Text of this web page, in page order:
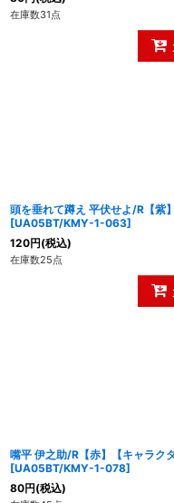
在庫数31点
頭を垂れて蹲え 平伏せよ/R【
[UA05BT/KMY-1-063]
120円(税込)
在庫数25点
嘴平 伊之助/R【赤】【キャラ
[UA05BT/KMY-1-078]
80円(税込)